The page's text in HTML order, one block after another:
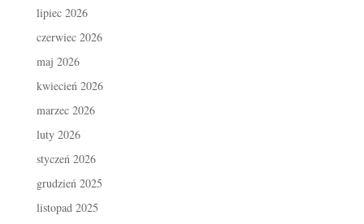
lipiec 2026
czerwiec 2026
maj 2026
kwiecień 2026
marzec 2026
luty 2026
styczeń 2026
grudzień 2025
listopad 2025